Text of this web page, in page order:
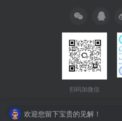
扫码加微信
欢迎您留下宝贵的见解！